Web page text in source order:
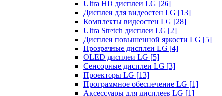
Ultra HD дисплеи LG [26]
Дисплеи для видеостен LG [13]
Комплекты видеостен LG [28]
Ultra Stretch дисплеи LG [2]
Дисплеи повышенной яркости LG [5]
Прозрачные дисплеи LG [4]
OLED дисплеи LG [5]
Сенсорные дисплеи LG [3]
Проекторы LG [13]
Программное обеспечение LG [1]
Аксессуары для дисплеев LG [1]